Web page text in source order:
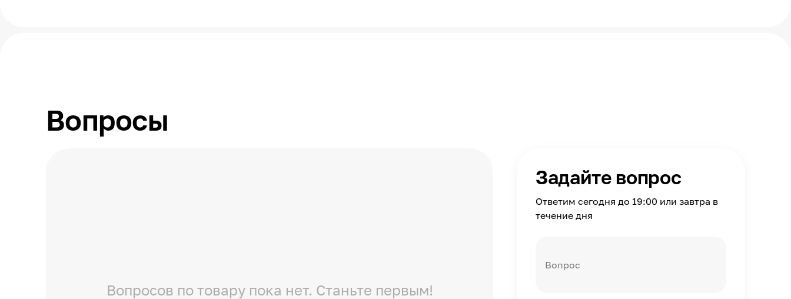
Вопросы
Вопросов по товару пока нет. Станьте первым!
Задайте вопрос
Ответим сегодня до 19:00 или завтра в
течение дня
Вопрос